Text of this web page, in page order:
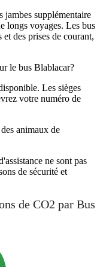
jambes supplémentaire
longs voyages. Les bus
des prises de courant,
le bus Blablacar?
Les sièges
votre numéro de
animaux de
ne sont pas
de sécurité et
de CO2 par Bus